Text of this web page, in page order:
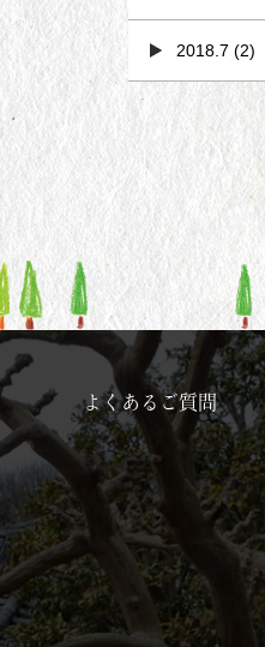
2018.7 (2)
よくあるご質問